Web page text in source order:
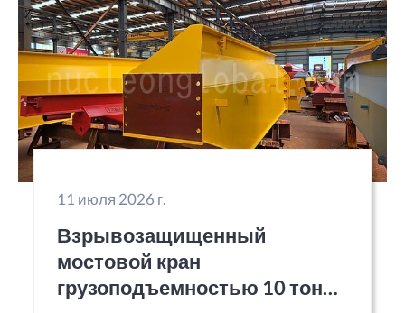
11 июля 2026 г.
Взрывозащищенный
мостовой кран
грузоподъемностью 10 тонн